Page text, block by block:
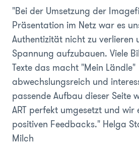
"Bei der Umsetzung der
Präsentation im Netz war es
Authentizität nicht zu verlieren
Spannung aufzubauen. Viele
Texte das macht "Mein Ländle"
abwechslungsreich und
passende Aufbau dieser Seite
ART perfekt umgesetzt und wir
positiven Feedbacks." Helga
Milch